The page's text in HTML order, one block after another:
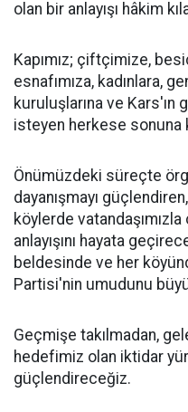
olan bir anlayışı hâkim
Kapımız; çiftçimize,
esnafımıza, kadınlara,
kuruluşlarına ve
isteyen herkese sonuna
Önümüzdeki süreçte
dayanışmayı
köylerde
anlayışını hayata
beldesinde ve her
Partisi'nin umudunu
Geçmişe takılmadan,
hedefimiz olan iktidar
güçlendireceğiz.